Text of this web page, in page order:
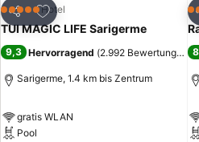
Teilen
Zu Favoriten hinzufügen
5 Sterne Hotel
TUI MAGIC LIFE Sarigerme
9,3 Hervorragend (2.992 Bewertungen)
Sarigerme, 1.4 km bis Zentrum
gratis WLAN
Pool
5